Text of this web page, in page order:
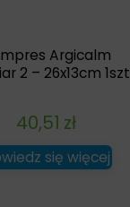
Argicalm
2 – 26x13cm 1szt
40,51 zł
się więcej